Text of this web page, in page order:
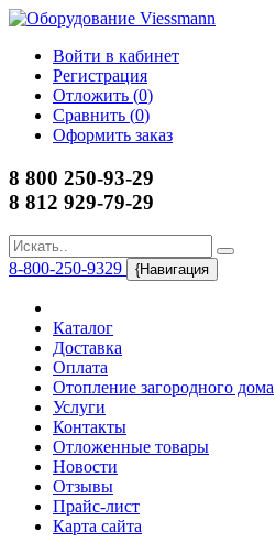
Войти в кабинет
Регистрация
Отложить (0)
Сравнить (0)
Оформить заказ
8 800 250-93-29
8 812 929-79-29
8-800-250-9329 {Навигация
Каталог
Доставка
Оплата
Отопление загородного дома
Услуги
Контакты
Отложенные товары
Новости
Отзывы
Прайс-лист
Карта сайта